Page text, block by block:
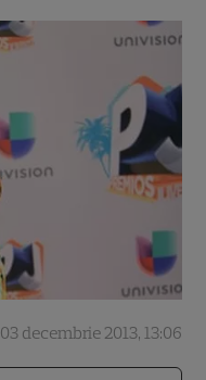
03 decembrie 2013, 13:06